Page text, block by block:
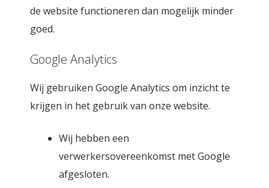
de website functioneren dan mogelijk minder
goed.
Google Analytics
Wij gebruiken Google Analytics om inzicht te
krijgen in het gebruik van onze website.
Wij hebben een
verwerkersovereenkomst met Google
afgesloten.